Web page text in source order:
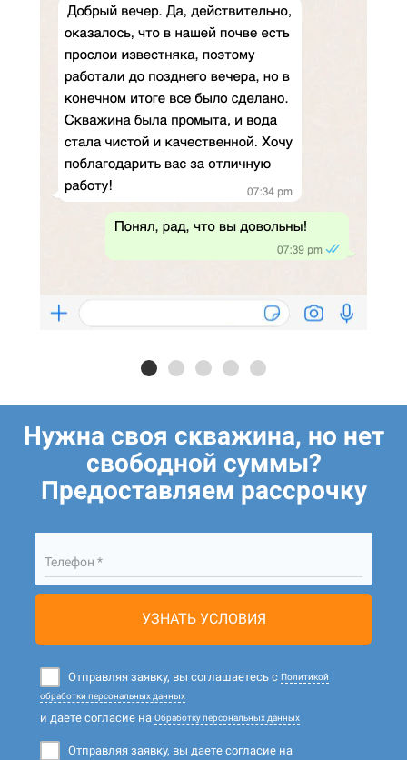
Нужна своя скважина, но нет
свободной суммы?
Предоставляем рассрочку
Телефон *
УЗНАТЬ УСЛОВИЯ
Отправляя заявку, вы соглашаетесь с Политикой
обработки персональных данных
и даете согласие на Обработку персональных данных
Отправляя заявку, вы даете согласие на